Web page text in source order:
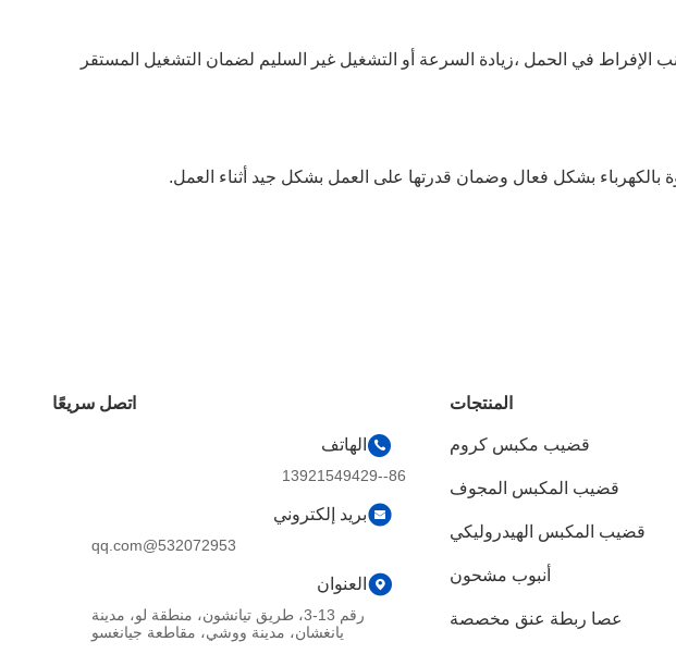
الإفراط في الحمل ،زيادة السرعة أو التشغيل غير السليم لضمان التشغيل المستقر
بالكهرباء بشكل فعال وضمان قدرتها على العمل بشكل جيد أثناء العمل.
المنتجات
قضيب مكبس كروم
قضيب المكبس المجوف
قضيب المكبس الهيدروليكي
أنبوب مشحون
عصا ربطة عنق مخصصة
اتصل سريعًا
الهاتف
86--13921549429
بريد إلكتروني
532072953@qq.com
العنوان
رقم 13-3، طريق تيانشون، منطقة لو، مدينة
يانغشان، مدينة ووشي، مقاطعة جيانغسو